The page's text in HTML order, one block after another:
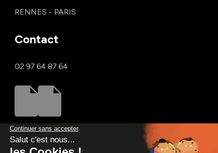
RENNES - PARIS
Contact
02 97 64 87 64
Se reconvertir